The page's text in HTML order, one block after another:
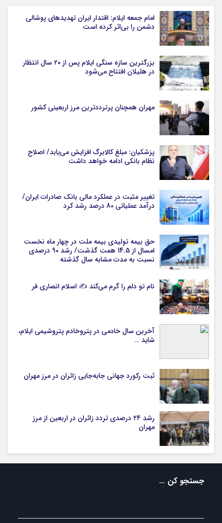
امام جمعه ایلام: اقتدار ایران تهدیدهای پوشالی
دشمن را بی‌اثر کرده است
بزرگترین سازه سنگی ایلام پس از ۲۰ سال انتظار
در هلیلان افتتاح می‌شود
مهران همچنان پرترددترین مرز اربعینی کشور
پزشکیان: مبلغ کالابرگ افزایش می‌یابد/ اصلاح
نظام بانکی ادامه خواهد داشت
تغییر مثبت در عملکرد مالی بانک صادرات ایران/
درآمد عملیاتی 80 درصد رشد کرد
حق بیمه تولیدی بیمه ملت در چهار ماه نخست
امسال از 14.5 همت گذشت/ رشد 90 درصدی
نسبت به مدت مشابه سال گذشته
نام تو دلم را گرم می‌کند ✍️ اسلام انصاری فر
آخرین سال خادمی در پتروخادم پتروشیمی ایلام،
شاید …
ثبت رکورد جهانی جابه‌جایی زائران در مرز مهران
رشد ۲۴ درصدی تردد زائران در اربعین از مرز
مهران
جستجو کن …